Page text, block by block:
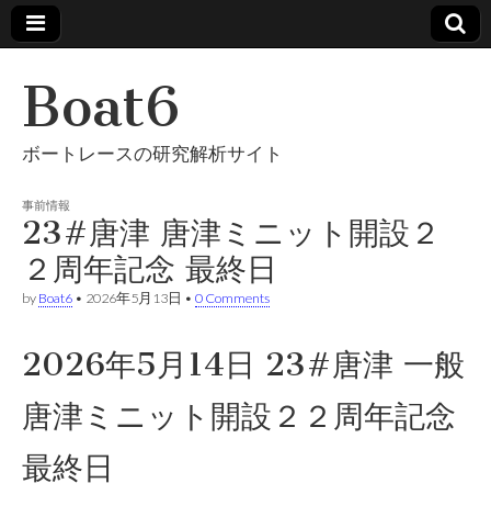
Boat6
ボートレースの研究解析サイト
事前情報
23#唐津 唐津ミニット開設２
２周年記念 最終日
by Boat6 • 2026年5月13日 • 0 Comments
2026年5月14日 23#唐津 一般
唐津ミニット開設２２周年記念
最終日